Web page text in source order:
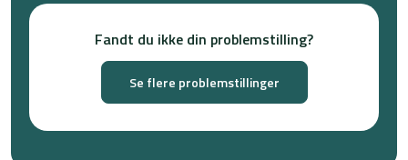
Fandt du ikke din problemstilling?
Se flere problemstillinger